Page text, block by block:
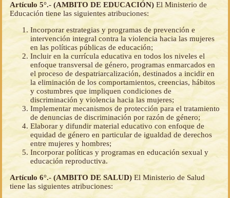
Artículo 5°.- (AMBITO DE EDUCACIÓN) El Ministerio de
Educación tiene las siguientes atribuciones:
Incorporar estrategias y programas de prevención e
intervención integral contra la violencia hacia las mujeres
en las políticas públicas de educación;
Incluir en la currícula educativa en todos los niveles el
enfoque transversal de género, programas enmarcados en
el proceso de despatriarcalización, destinados a incidir en
la eliminación de los comportamientos, creencias, hábitos
y costumbres que impliquen condiciones de
discriminación y violencia hacia las mujeres;
Implementar mecanismos de protección para el tratamiento
de denuncias de discriminación por razón de género;
Elaborar y difundir material educativo con enfoque de
equidad de género en particular de igualdad de derechos
entre mujeres y hombres;
Incorporar políticas y programas en educación sexual y
educación reproductiva.
Artículo 6°.- (AMBITO DE SALUD) El Ministerio de Salud
tiene las siguientes atribuciones: